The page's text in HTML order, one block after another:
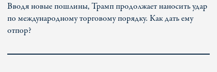
Вводя новые пошлины, Трамп продолжает наносить удар
по международному торговому порядку. Как дать ему
отпор?